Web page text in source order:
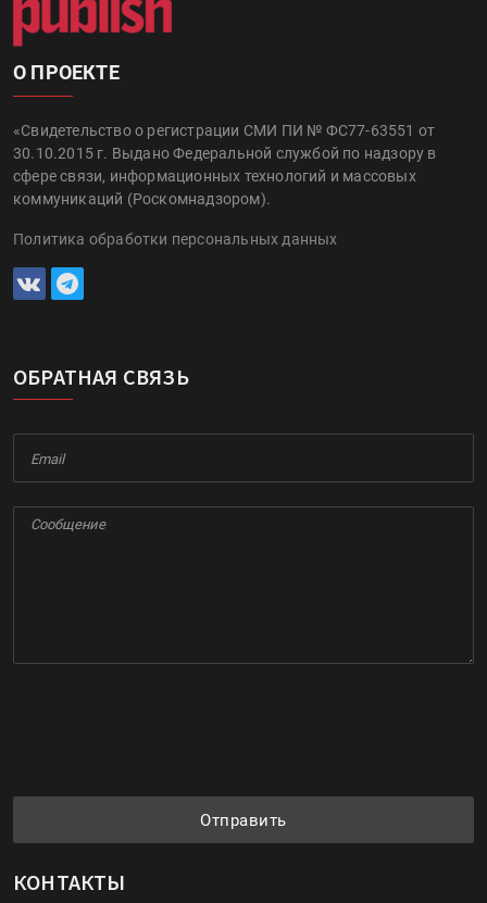
О ПРОЕКТЕ
«Свидетельство о регистрации СМИ ПИ № ФС77-63551 от
30.10.2015 г. Выдано Федеральной службой по надзору в
сфере связи, информационных технологий и массовых
коммуникаций (Роскомнадзором).
Политика обработки персональных данных
ОБРАТНАЯ СВЯЗЬ
Отправить
КОНТАКТЫ